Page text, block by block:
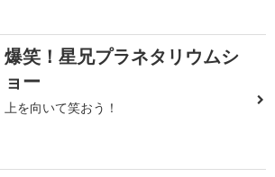
爆笑！星兄プラネタリウムシ
ョー
上を向いて笑おう！